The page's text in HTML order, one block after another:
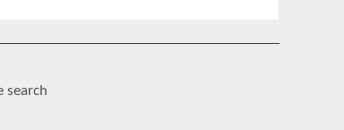
search